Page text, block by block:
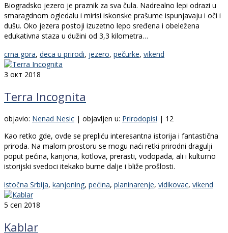
Biogradsko jezero je praznik za sva čula. Nadrealno lepi odrazi u
smaragdnom ogledalu i mirisi iskonske prašume ispunjavaju i oči i
dušu. Oko jezera postoji izuzetno lepo sređena i obeležena
edukativna staza u dužini od 3,3 kilometra…
crna gora, deca u prirodi, jezero, pečurke, vikend
3 окт 2018
Terra Incognita
objavio: Nenad Nesic | objavljen u: Prirodopisi | 12
Kao retko gde, ovde se prepliću interesantna istorija i fantastična
priroda. Na malom prostoru se mogu naći retki prirodni dragulji
poput pećina, kanjona, kotlova, prerasti, vodopada, ali i kulturno
istorijski svedoci itekako burne dalje i bliže prošlosti.
istočna Srbija, kanjoning, pećina, planinarenje, vidikovac, vikend
5 сеп 2018
Kablar